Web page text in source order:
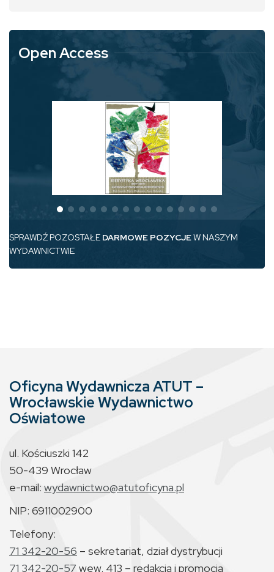
Open Access
SPRAWDŹ POZOSTAŁE DARMOWE POZYCJEW NASZYM
WYDAWNICTWIE
Oficyna Wydawnicza ATUT –
Wrocławskie Wydawnictwo
Oświatowe
ul. Kościuszki 142
50-439 Wrocław
e-mail: wydawnictwo@atutoficyna.pl
NIP: 6911002900
Telefony:
71 342-20-56 – sekretariat, dział dystrybucji
71 342-20-57 wew. 413 – redakcja i promocja